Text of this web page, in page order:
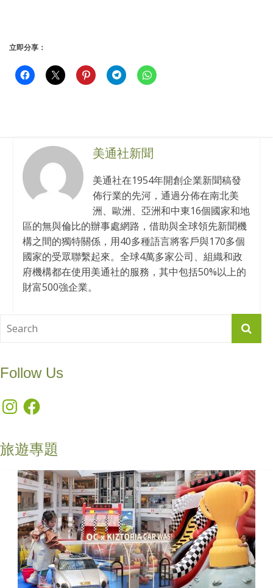
立即分享：
美通社新聞
美通社在1954年開創企業新聞稿發
佈行業的先河，通過分佈在南北美
洲、歐洲、亞洲和中東16個國家和地
區的無與倫比的辦事處網路，借助與全球領先新聞機
構之間的獨特關係，用40多種語言將客戶與170多個
國家的受眾聯繫起來。全球4萬多家公司、組織和政
府機構都在使用美通社的服務，其中包括50%以上的
財富500強企業。
Follow Us
InstagramFacebook
旅遊專題